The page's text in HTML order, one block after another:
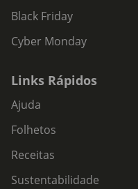
Black Friday
Cyber Monday
Links Rápidos
Ajuda
Folhetos
Receitas
Sustentabilidade